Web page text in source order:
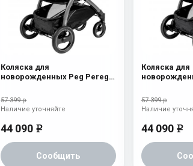
Коляска для
новорожденных Peg Perego
White/Black) atmosphere
57 399 р
44 090 e
Сообщить
Наличие уточняйте
Коляска для
White/Black)
57 399 р
44 090 e
Наличие